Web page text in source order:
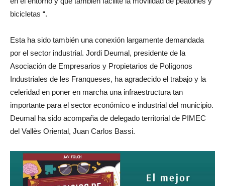
bicicletas “.
Esta ha sido también una conexión largamente demandada
por el sector industrial. Jordi Deumal, presidente de la
Asociación de Empresarios y Propietarios de Polígonos
Industriales de les Franqueses, ha agradecido el trabajo y la
celeridad en poner en marcha una infraestructura tan
importante para el sector económico e industrial del municipio.
Deumal ha sido acompaña de delegado territorial de PIMEC
del Vallès Oriental, Juan Carlos Bassi.